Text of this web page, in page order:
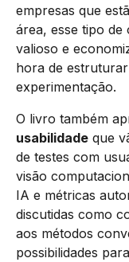
empresas que
área, esse tipo
valioso e
hora de
experimentação.
O livro também
usabilidade que
de testes com
visão
IA e métricas
discutidas como
aos métodos
possibilidades